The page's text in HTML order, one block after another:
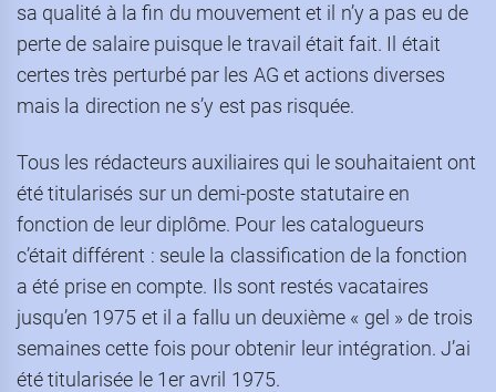
sa qualité à la fin du mouvement et il n’y a pas eu de
perte de salaire puisque le travail était fait. Il était
certes très perturbé par les AG et actions diverses
mais la direction ne s’y est pas risquée.
Tous les rédacteurs auxiliaires qui le souhaitaient ont
été titularisés sur un demi-poste statutaire en
fonction de leur diplôme. Pour les catalogueurs
c’était différent : seule la classification de la fonction
a été prise en compte. Ils sont restés vacataires
jusqu’en 1975 et il a fallu un deuxième « gel » de trois
semaines cette fois pour obtenir leur intégration. J’ai
été titularisée le 1er avril 1975.